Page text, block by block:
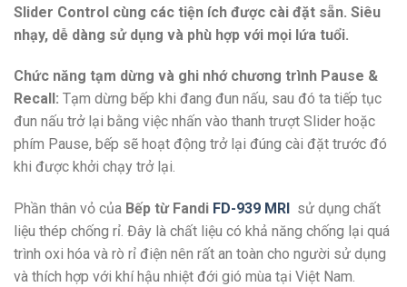
Slider Control cùng các tiện ích được cài đặt sẵn. Siêu
nhạy, dễ dàng sử dụng và phù hợp với mọi lứa tuổi.
Chức năng tạm dừng và ghi nhớ chương trình Pause &
Recall: Tạm dừng bếp khi đang đun nấu, sau đó ta tiếp tục
đun nấu trở lại bằng việc nhấn vào thanh trượt Slider hoặc
phím Pause, bếp sẽ hoạt động trở lại đúng cài đặt trước đó
khi được khởi chạy trở lại.
Phần thân vỏ của Bếp từ Fandi FD-939 MRI sử dụng chất
liệu thép chống rỉ. Đây là chất liệu có khả năng chống lại quá
trình oxi hóa và rò rỉ điện nên rất an toàn cho người sử dụng
và thích hợp với khí hậu nhiệt đới gió mùa tại Việt Nam.